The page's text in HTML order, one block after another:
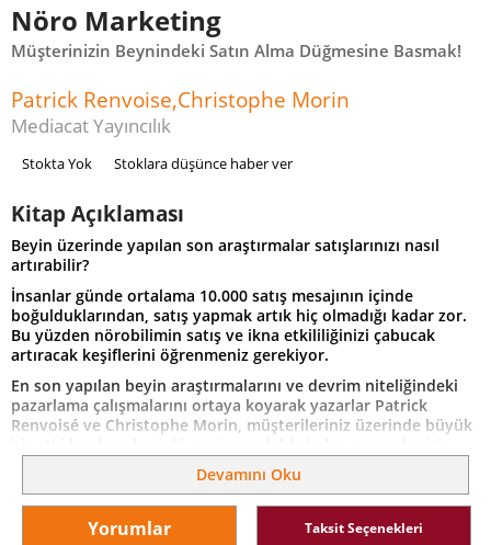
Nöro Marketing
Müşterinizin Beynindeki Satın Alma Düğmesine Basmak!
Patrick Renvoise,Christophe Morin
Mediacat Yayıncılık
Stokta Yok Stoklara düşünce haber ver
Kitap Açıklaması
Beyin üzerinde yapılan son araştırmalar satışlarınızı nasıl
artırabilir?
İnsanlar günde ortalama 10.000 satış mesajının içinde
boğulduklarından, satış yapmak artık hiç olmadığı kadar zor.
Bu yüzden nörobilimin satış ve ikna etkililiğinizi çabucak
artıracak keşiflerini öğrenmeniz gerekiyor.
En son yapılan beyin araştırmalarını ve devrim niteliğindeki
pazarlama çalışmalarını ortaya koyarak yazarlar Patrick
Renvoisé ve Christophe Morin, müşterileriniz üzerinde büyük
yüksek etkili teknikler öğretiyorlar. Bunlar:
-Müşteriden tepki almayı garantileyen 6 uyarıcı
-İçerik ile mesajın sunumunu paralel hale getiren 4 adım
Devamını Oku
Yorumlar Taksit Seçenekleri